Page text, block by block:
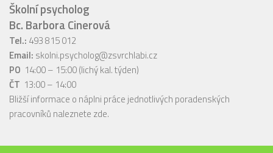
Školní psycholog
Bc. Barbora Cinerová
Tel.: 493 815 012
Email: skolni.psycholog@zsvrchlabi.cz
PO 14:00 – 15:00 (lichý kal. týden)
ČT 13:00 – 14:00
Bližší informace o náplni práce jednotlivých poradenských
pracovníků naleznete zde.